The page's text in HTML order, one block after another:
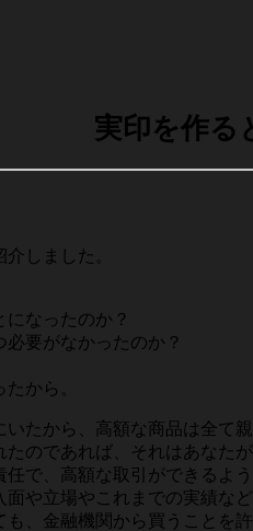
実印を作る
しました。
なったのか？
要がなかったのか？
から。
たから、高額な商品は全て
のであれば、それはあなた
で、高額な取引ができるよう
や立場やこれまでの実績な
、金融機関から買うことを